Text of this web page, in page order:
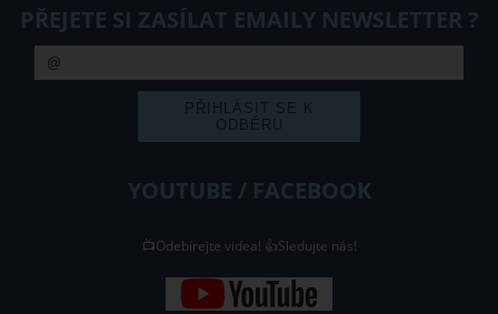
PŘEJETE SI ZASÍLAT EMAILY NEWSLETTER ?
YOUTUBE / FACEBOOK
📺Odebírejte videa! 👍Sledujte nás!